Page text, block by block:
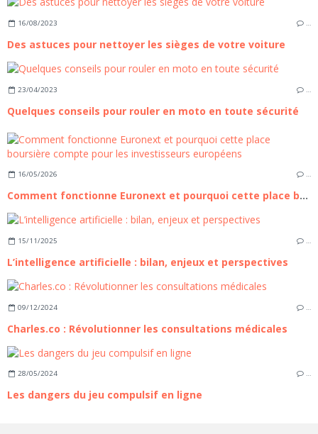
16/08/2023 …
Des astuces pour nettoyer les sièges de votre voiture
23/04/2023 …
Quelques conseils pour rouler en moto en toute sécurité
16/05/2026 …
Comment fonctionne Euronext et pourquoi cette place boursière compte pour les investisseurs européens
15/11/2025 …
L’intelligence artificielle : bilan, enjeux et perspectives
09/12/2024
Charles.co : Révolutionner les consultations médicales
28/05/2024 …
Les dangers du jeu compulsif en ligne